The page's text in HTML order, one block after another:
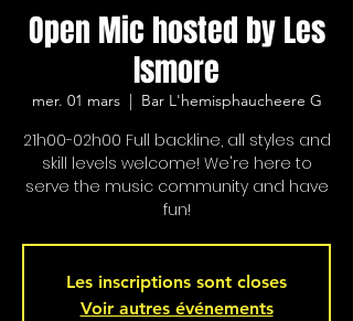
Open Mic hosted by Les
Ismore
mer. 01 mars
  |
Bar L'hemisphaucheere G
21h00-02h00 Full backline, all styles and
skill levels welcome! We're here to
serve the music community and have
fun!
Les inscriptions sont closes
Voir autres événements